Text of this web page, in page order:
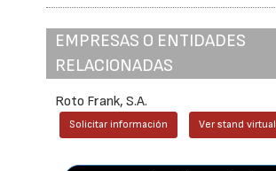
EMPRESAS O ENTIDADES
RELACIONADAS
Roto Frank, S.A.
Solicitar información Ver stand virtual